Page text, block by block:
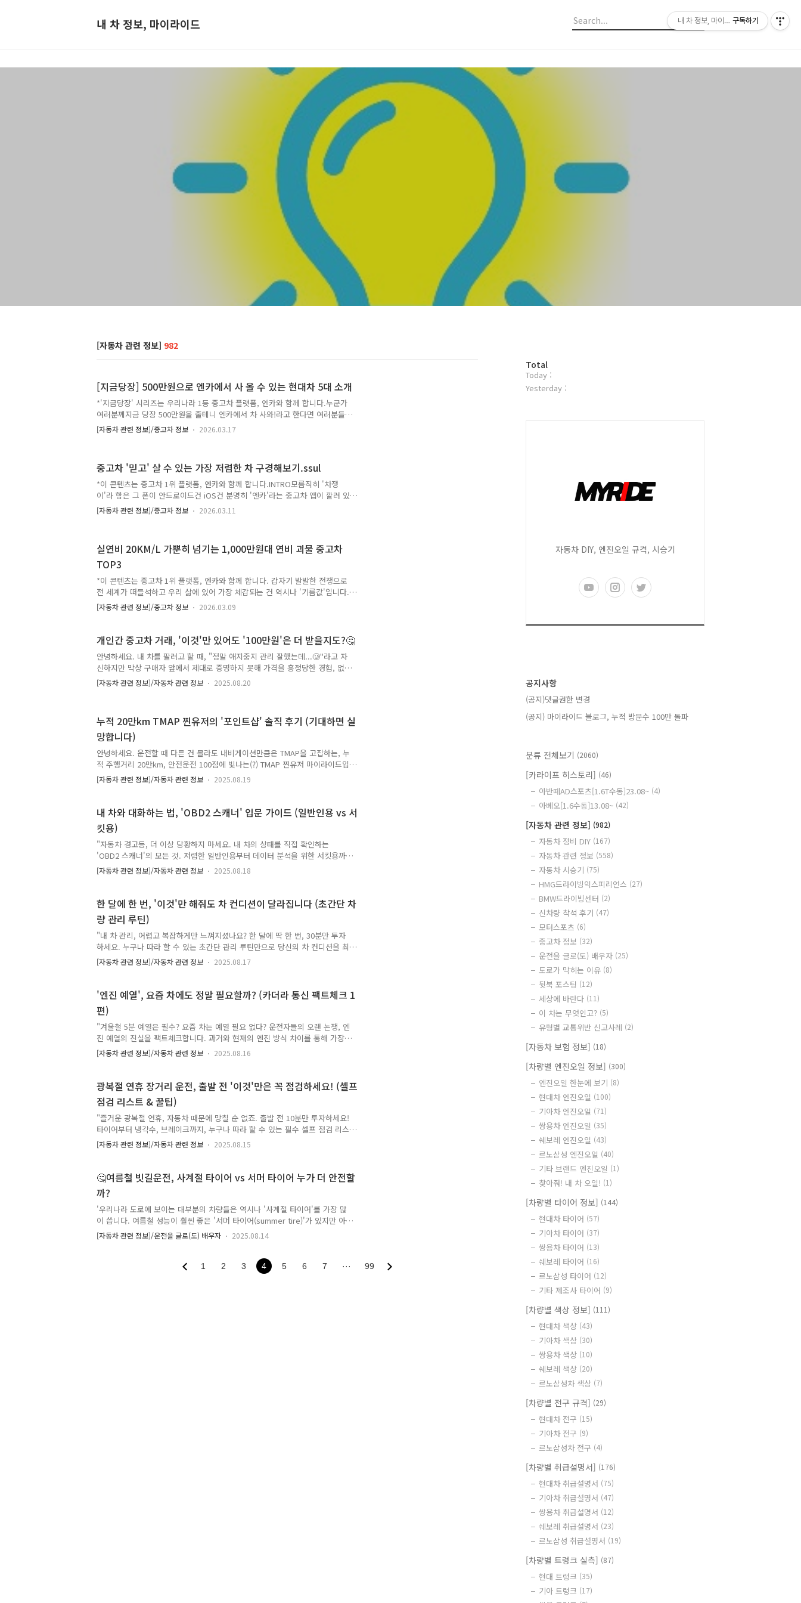
내 차 정보, 마이라이드
[자동차 관련 정보] 982
[지금당장] 500만원으로 엔카에서 사 올 수 있는 현대차 5대 소개
*'지금당장' 시리즈는 우리나라 1등 중고차 플랫폼, 엔카와 함께 합니다.누군가
여러분께지금 당장 500만원을 줄테니 엔카에서 차 사와!라고 한다면 여러분들은
어떤 선택을 하실건가요? 저라면 레이싱 경기를 나가기 위해 1.6 엔진에 수동 변
속기가 들어간 차량을 사..오겠지만 질문을 살짝 바꿔서 '휘뚜루 마뚜루 두루두
요? 제가 선택한 5대의 차량 중 여러분이 떠올린 차량이 있으실지 한 번 같이 살
펴보시죠!⚡요약⚡그랜저HG : 👍'급차이는 무시 못한다', 👎하지만 3.0만 추천해
요.. YF쏘나타 : 👍지금 더 예뻐보이는 건 왜일까? 👎하지만 LPi를 ..
[자동차 관련 정보]/중고차 정보 2026.03.17
중고차 '믿고' 살 수 있는 가장 저렴한 차 구경해보기.ssul
*이 콘텐츠는 중고차 1위 플랫폼, 엔카와 함께 합니다.INTRO모름직히 '차쟁
이'라 함은 그 폰이 안드로이드건 iOS건 분명히 '엔카'라는 중고차 앱이 깔려 있
을겝니다. 하지만 '제목'을 보고 이 글을 굳이 읽으러 온 당신은 분명 '차린이' 중
에서도 차를 살까말까 고민해본적이 있지만 인터넷 숏츠에서 본바로는 중고차를
않을거면서 이차저차 구경하고 누가 어떤 차를 툭 물어보면 대략적인 시세가 줄
줄 나오는 사람으로서 이런 걱정없이 구매로 이어지더라도 별탈없을 보약같은
글을 하나 써보려 하니 편안한 마음으로 글을 한 번 스르륵 읽어봅시다. '믿고
👌'산다?..
[자동차 관련 정보]/중고차 정보 2026.03.11
실연비 20KM/L 가뿐히 넘기는 1,000만원대 연비 괴물 중고차
TOP3
*이 콘텐츠는 중고차 1위 플랫폼, 엔카와 함께 합니다. 갑자기 발발한 전쟁으로
전 세계가 떠들석하고 우리 삶에 있어 가장 체감되는 건 역시나 '기름값'입니다.
회사 동료의 말을 들어보니 '주유를 하고 있는 도중에도 기름값 표지판에서의 가
격을 바꾸더라'는 말을 할 정도로 기름값이 폭등하고 있다죠;;그에따라 자연스럽
느낌을 한산해진 도로에서 분명히 느낄 수 있고 기왕 도로로 나왔다면 많은 분들
이 가급적 연비 주행을 하는 것이 체감되고 있습니다. (저만 그렇게 느끼는거 아
니죠?) 그러다보니 분명히 이런 고민을 하시는 분들이 많으실겁니다.연비 좋은
차 살까?그래서 오늘 제가 적어도 '연비'와 '차량 가격'에서 '실패없는 선택지'라
생..
[자동차 관련 정보]/중고차 정보 2026.03.09
개인간 중고차 거래, '이것'만 있어도 '100만원'은 더 받을지도?🤔
안녕하세요. 내 차를 팔려고 할 때, "정말 애지중지 관리 잘했는데...🥲"라고 자
신하지만 막상 구매자 앞에서 제대로 증명하지 못해 가격을 흥정당한 경험, 없으
신가요?오늘은 중고차 판매자가 왜 반드시, 미리, 직접 '정비내역서'를 뽑아둬야
만 하는지, 그리고 그것이 없다면 구매자는 절대 그 기록을 확인할 수 없다는 '불
벽'얼마 전, 저는 중고로 구매한 차량의 과거 정비 이력이 궁금해 공식 서비스센
터(블루핸즈)에 방문했습니다. 당연히 차량번호를 대면 모든 기록을 볼 수 있을
거라 생각했죠.하지만 돌아온 답변은 단호했습니다. "이전 차주분의 개인..
[자동차 관련 정보]/자동차 관련 정보 2025.08.20
누적 20만km TMAP 찐유저의 '포인트샵' 솔직 후기 (기대하면 실
망합니다)
안녕하세요. 운전할 때 다른 건 몰라도 내비게이션만큼은 TMAP을 고집하는, 누
적 주행거리 20만km, 안전운전 100점에 빛나는(?) TMAP 찐유저 마이라이드입
니다. (인증샷 첨부합니다) 최근 TMAP이 네이버나 카카오처럼 사용자 참여형 기
능을 늘리면서 '포인트' 제도를 도입했더군요. 주행 인증 리뷰를 쓰거나 미션을
모은 포인트가 754P! 마침 '포인트샵'이 열렸길래 설레는 마음으로 들어가 봤습
니다. 그런데 말입니다...결론부터 말씀드리면, "아, 1포인트가 그냥 1원이구나."
그 이상도 이하도 아니었습니다.1. TMAP 포인트, 어떻게 모으고 어떻게 쓰나?
TMAP은 '오늘의 미션'이라는 이름으로 포인트를 지급합니다. 제가..
[자동차 관련 정보]/자동차 관련 정보 2025.08.19
내 차와 대화하는 법, 'OBD2 스캐너' 입문 가이드 (일반인용 vs 서
킷용)
"자동차 경고등, 더 이상 당황하지 마세요. 내 차의 상태를 직접 확인하는
'OBD2 스캐너'의 모든 것. 저렴한 일반인용부터 데이터 분석을 위한 서킷용까
지, 나에게 딱 맞는 스캐너를 찾는 방법을 알려드립니다."안녕하세요, 중복투자
의 왕 마이라이드입니다.어느 날 갑자기 계기판에 한 번도 본 적 없는 경고등이
스센터 가야 하나? 수리비 엄청 나오는 거 아니야?' 하는 걱정이 앞섭니다.이럴
때, 내 차가 왜 아픈지, 어디가 문제인지 스스로 간단하게나마 확인할 수 있는 장
비가 있다면 얼마나 좋을까요? 오늘은 바로 그 역할을 해주는 마법 같은 장비,
'OBD2 스캐너'에 대해 이야기해보려고 합니다.오늘 소개할 두 가지의 스캐너는
..
[자동차 관련 정보]/자동차 관련 정보 2025.08.18
한 달에 한 번, '이것'만 해줘도 차 컨디션이 달라집니다 (초간단 차
량 관리 루틴)
"내 차 관리, 어렵고 복잡하게만 느껴지셨나요? 한 달에 딱 한 번, 30분만 투자
하세요. 누구나 따라 할 수 있는 초간단 관리 루틴만으로 당신의 차 컨디션을 최
상으로 유지하는 비법을 공개합니다."안녕하세요, '내 차는 내가 직접 챙긴다!',
마이라이드입니다.자동차를 좋아하는 마음과 별개로, '관리'라는 단어만 들으면
치 교환은 해야 하는데... 복잡한 정비 주기를 일일이 챙기는 건 여간 귀찮은 일
이 아니죠. (저도 사실 귀찮기도 하고 가끔 까먹습니다;;)하지만 이런 복잡한 정
비 말고, 마치 우리가 한 달에 한 번 대청소를 하듯, 가볍게 30분만 투자해서 차
의 컨디션을 최상으로 유지하는 방법이 있다면 어떨까요? 오늘은 전문가가 ..
[자동차 관련 정보]/자동차 관련 정보 2025.08.17
'엔진 예열', 요즘 차에도 정말 필요할까? (카더라 통신 팩트체크 1
편)
"겨울철 5분 예열은 필수? 요즘 차는 예열 필요 없다? 운전자들의 오랜 논쟁, 엔
진 예열의 진실을 팩트체크합니다. 과거와 현재의 엔진 방식 차이를 통해 가장
효율적이고 올바른 예열 방법을 알려드립니다."안녕하세요, 독자님들의 자동차
상식을 꽉 채워드리는 마이라이드입니다.자동차를 좀 아낀다 하는 분들이라면
예열해야 차에 무리가 안 가!"vs"요즘 차는 기술이 좋아서 예열 필요 없어. 그냥
바로 출발하면 돼."'엔진 예열'은 운전 경력이 오래된 베테랑부터 이제 막 운전
을 시작한 초보까지, 모두에게 익숙하지만 의견은 첨예하게 갈리는 주제입니다.
과연 누구의 말이 맞을까요? 오늘 '카더라 통신 팩트체크' 첫 번째 시간으로, 엔
진 ..
[자동차 관련 정보]/자동차 관련 정보 2025.08.16
광복절 연휴 장거리 운전, 출발 전 '이것'만은 꼭 점검하세요! (셀프
점검 리스트 & 꿀팁)
"즐거운 광복절 연휴, 자동차 때문에 망칠 순 없죠. 출발 전 10분만 투자하세요!
타이어부터 냉각수, 브레이크까지, 누구나 따라 할 수 있는 필수 셀프 점검 리스
트와 장거리 운전 꿀팁을 총정리했습니다."안녕하세요, 새벽부터 글쓰고 있는 마
이라이드 입니다.드디어 즐거운 광복절 연휴가 시작되었습니다. 사랑하는 가족,
시동을 걸기 전, 아주 잠깐만 시간을 내어 우리의 안전을 책임질 자동차의 상태
를 한번 확인해 보는 것은 어떨까요?복잡하고 어려운 정비는 전문가에게 맡기더
라도, 운전자가 출발 전 최소한으로 확인해야 할 몇 가지 중요한 포인트들이 있
습니다. 오늘은 단 10분 투자로 연휴 내내 마음 편히 운전할 수 있는 '장거리 운
전 셀..
[자동차 관련 정보]/자동차 관련 정보 2025.08.15
🤔여름철 빗길운전, 사계절 타이어 vs 서머 타이어 누가 더 안전할
까?
'우리나라 도로에 보이는 대부분의 차량들은 역시나 '사계절 타이어'를 가장 많
이 씁니다. 여름철 성능이 훨씬 좋은 '서머 타이어(summer tire)'가 있지만 아직
은 '자동차 마니아'가 선택할 것만 같은 느낌이 있긴 하죠. 최근 아주 많은 양의
비가 단시간 내에 쏟아지는데 출퇴근길에 이런 의문에서 오늘의 포스팅을 준비
사계절? 서머? 그게 뭔가요?사계절 타이어: 눈이 살짝 내리는 것을 포함해 웬만
한 날씨에서는 두루두루 사용할 수 있도록 만들어진 타이어입니다. 특별히 뛰어
[자동차 관련 정보]/운전을 글로(도) 배우자 2025.08.14
1 2 3 4 5 6 7 ··· 99
방
문
자
Total
Today :
Yesterday :
자동차 DIY, 엔진오일 규격, 시승기
공지사항
(공지)댓글권한 변경
(공지) 마이라이드 블로그, 누적 방문수 100만 돌파
분류 전체보기 (2060)
[카라이프 히스토리] (46)
아반떼AD스포츠[1.6T수동]23.08~ (4)
아베오[1.6수동]13.08~ (42)
[자동차 관련 정보] (982)
자동차 정비 DIY (167)
자동차 관련 정보 (558)
자동차 시승기 (75)
HMG드라이빙익스피리언스 (27)
BMW드라이빙센터 (2)
신차량 착석 후기 (47)
모터스포츠 (6)
중고차 정보 (32)
운전을 글로(도) 배우자 (25)
도로가 막히는 이유 (8)
뒷북 포스팅 (12)
세상에 바란다 (11)
이 차는 무엇인고? (5)
유형별 교통위반 신고사례 (2)
[자동차 보험 정보] (18)
[차량별 엔진오일 정보] (300)
엔진오일 한눈에 보기 (8)
현대차 엔진오일 (100)
기아차 엔진오일 (71)
쌍용차 엔진오일 (35)
쉐보레 엔진오일 (43)
르노삼성 엔진오일 (40)
기타 브랜드 엔진오일 (1)
찾아줘! 내 차 오일! (1)
[차량별 타이어 정보] (144)
현대차 타이어 (57)
기아차 타이어 (37)
쌍용차 타이어 (13)
쉐보레 타이어 (16)
르노삼성 타이어 (12)
기타 제조사 타이어 (9)
[차량별 색상 정보] (111)
현대차 색상 (43)
기아차 색상 (30)
쌍용차 색상 (10)
쉐보레 색상 (20)
르노삼성차 색상 (7)
[차량별 전구 규격] (29)
현대차 전구 (15)
기아차 전구 (9)
르노삼성차 전구 (4)
[차량별 취급설명서] (176)
현대차 취급설명서 (75)
기아차 취급설명서 (47)
쌍용차 취급설명서 (12)
쉐보레 취급설명서 (23)
르노삼성 취급설명서 (19)
[차량별 트렁크 실측] (87)
현대 트렁크 (35)
기아 트렁크 (17)
내 차 정보, 마이라이드구독하기